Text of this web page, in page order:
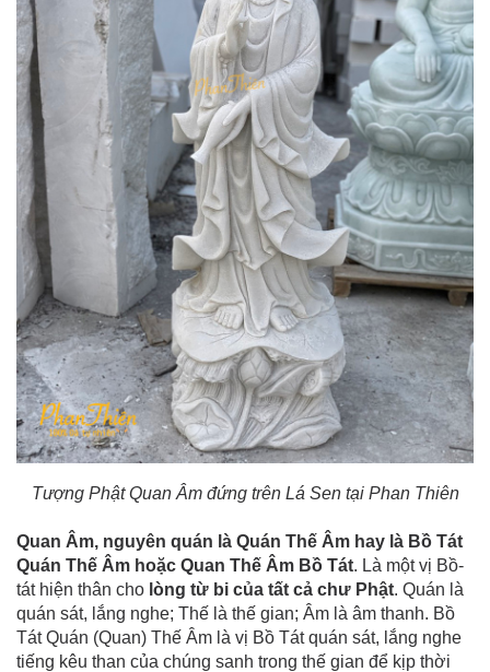
Tượng Phật Quan Âm đứng trên Lá Sen tại Phan Thiên
Quan Âm, nguyên quán là Quán Thế Âm hay là Bồ Tát
Quán Thế Âm hoặc Quan Thế Âm Bồ Tát. Là một vị Bồ-
tát hiện thân cho lòng từ bi của tất cả chư Phật. Quán là
quán sát, lắng nghe; Thế là thế gian; Âm là âm thanh. Bồ
Tát Quán (Quan) Thế Âm là vị Bồ Tát quán sát, lắng nghe
tiếng kêu than của chúng sanh trong thế gian để kịp thời